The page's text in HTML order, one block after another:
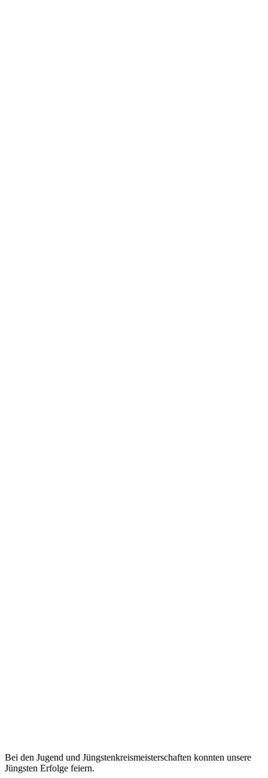
Bei den Jugend und Jüngstenkreismeisterschaften konnten unsere
Jüngsten Erfolge feiern.